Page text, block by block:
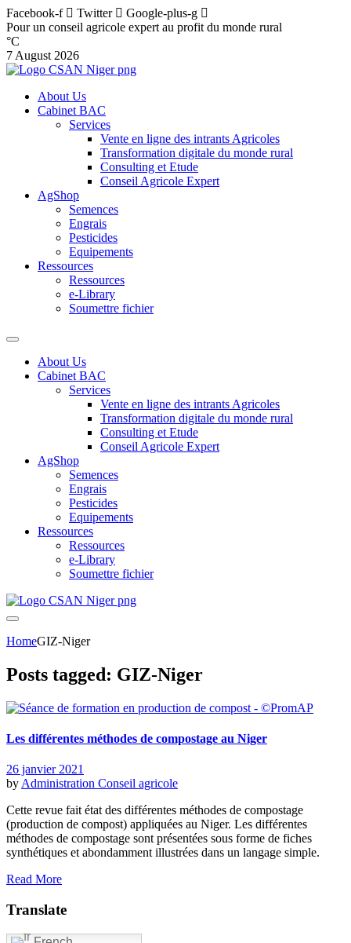
Facebook-f Twitter
Google-plus-g
Pour un conseil agricole expert au profit du monde rural
°C
7 August 2026
About Us
Cabinet BAC
Services
Vente en ligne des intrants Agricoles
Transformation digitale du monde rural
Consulting et Etude
Conseil Agricole Expert
AgShop
Semences
Engrais
Pesticides
Equipements
Ressources
Ressources
e-Library
Soumettre fichier
About Us
Cabinet BAC
Services
Vente en ligne des intrants Agricoles
Transformation digitale du monde rural
Consulting et Etude
Conseil Agricole Expert
AgShop
Semences
Engrais
Pesticides
Equipements
Ressources
Ressources
e-Library
Soumettre fichier
HomeGIZ-Niger
Posts tagged: GIZ-Niger
Les différentes méthodes de compostage au Niger
26 janvier 2021
by Administration Conseil agricole
Cette revue fait état des différentes méthodes de compostage
(production de compost) appliquées au Niger. Les différentes
méthodes de compostage sont présentées sous forme de fiches
synthétiques et abondamment illustrées dans un langage simple.
Read More
Translate